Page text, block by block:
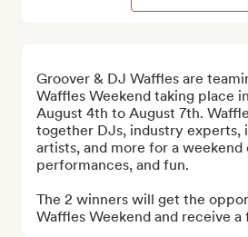
Groover & DJ Waffles are
Waffles Weekend taking place
August 4th to August 7th.
together DJs, industry experts,
artists, and more for a weekend
performances, and fun.
The 2 winners will get the
Waffles Weekend and receive